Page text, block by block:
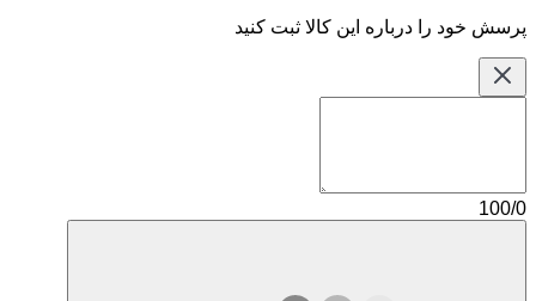
پرسش خود را درباره این کالا ثبت کنید
100/0